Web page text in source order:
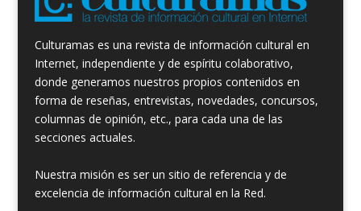
Culturamas es una revista de información cultural en
Internet, independiente y de espíritu colaborativo,
donde generamos nuestros propios contenidos en
forma de reseñas, entrevistas, novedades, concursos,
columnas de opinión, etc., para cada una de las
secciones actuales.
Nuestra misión es ser un sitio de referencia y de
excelencia de información cultural en la Red.